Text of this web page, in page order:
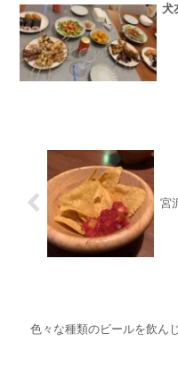
犬
宮
色々な種類のビールを飲ん